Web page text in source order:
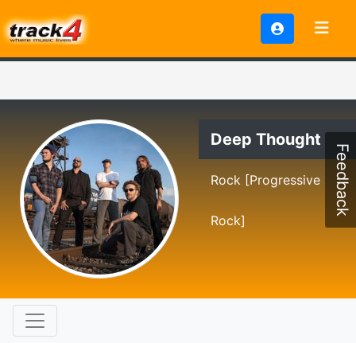
Deep Thought
Rock [Progressive
Rock]
Feedback